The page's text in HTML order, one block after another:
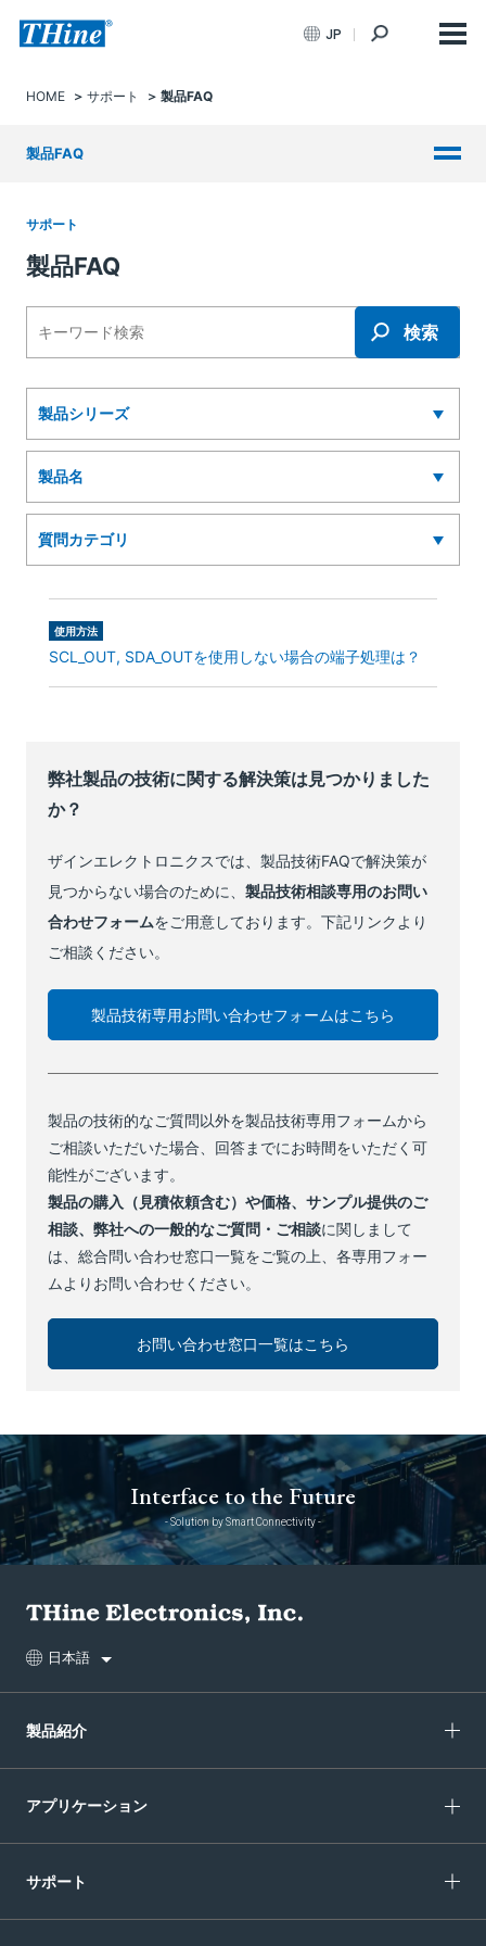
JP
HOME サポート 製品FAQ
製品FAQ
サポート
製品FAQ
使用方法
SCL_OUT, SDA_OUTを使用しない場合の端子処理は？
弊社製品の技術に関する解決策は見つかりました
か？
ザインエレクトロニクスでは、製品技術FAQで解決策が
見つからない場合のために、 製品技術相談専用のお問い
合わせフォームをご用意しております。下記リンクより
ご相談ください。
製品技術専用お問い合わせフォームはこちら
製品の技術的なご質問以外を製品技術専用フォームから
ご相談いただいた場合、回答までにお時間をいただく可
能性がございます。
製品の購入（見積依頼含む）や価格、サンプル提供のご
相談、弊社への一般的なご質問・ご相談に関しまして
は、総合問い合わせ窓口一覧をご覧の上、各専用フォー
ムよりお問い合わせください。
お問い合わせ窓口一覧はこちら
Interface to the Future
- Solution by Smart Connectivity -
日本語
製品紹介
アプリケーション
サポート